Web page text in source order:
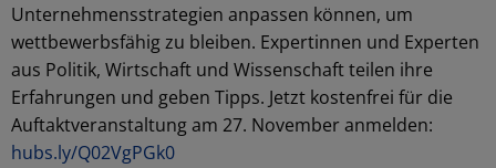
Unternehmensstrategien anpassen können, um
wettbewerbsfähig zu bleiben. Expertinnen und Experten
aus Politik, Wirtschaft und Wissenschaft teilen ihre
Erfahrungen und geben Tipps. Jetzt kostenfrei für die
Auftaktveranstaltung am 27. November anmelden:
hubs.ly/Q02VgPGk0